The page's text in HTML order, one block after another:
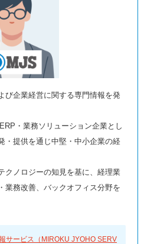
び企業経営に関する専門情報を発
・業務ソリューション企業とし
・提供を通じ中堅・中小企業の経
クノロジーの知見を基に、経理業
業務改善、バックオフィス分野を
サービス（MIROKU JYOHO SERV